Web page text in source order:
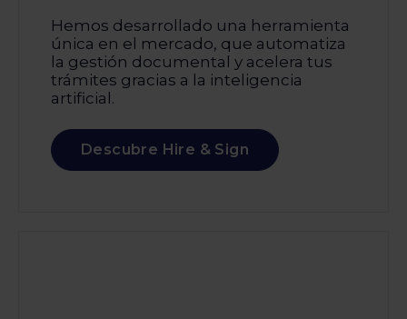
Hemos desarrollado una herramienta
única en el mercado, que automatiza
la gestión documental y acelera tus
trámites gracias a la inteligencia
artificial.
Descubre Hire & Sign